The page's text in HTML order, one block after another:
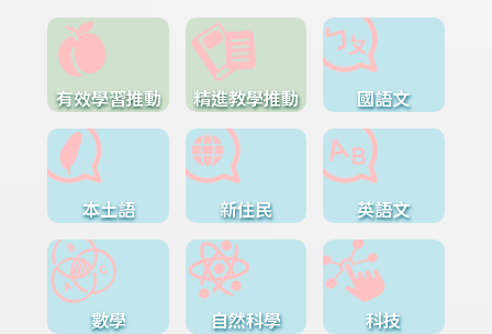
有效學習推動 精進教學推動 國語文
本土語 新住民 英語文
數學 自然科學 科技